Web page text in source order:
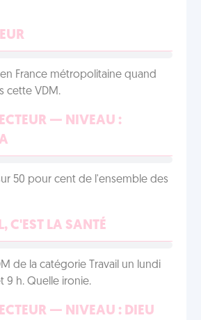
France métropolitaine quand
cette VDM.
— NIVEAU :
50 pour cent de l'ensemble des
C'EST LA SANTÉ
de la catégorie Travail un lundi
9 h. Quelle ironie.
— NIVEAU : DIEU